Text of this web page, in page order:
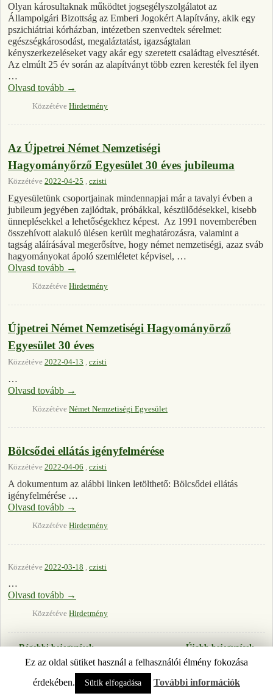
Olyan károsultaknak működtet jogsegélyszolgálatot az
Állampolgári Bizottság az Emberi Jogokért Alapítvány, akik egy
pszichiátriai kórházban, intézetben szenvedtek sérelmet:
egészségkárosodást, megaláztatást, igazságtalan
kényszerkezeléseket vagy akár egy szeretett családtag elvesztését.
Az elmúlt 25 év során az alapítványt több ezren keresték fel ilyen
…
Olvasd tovább →
Közzétéve Hirdetmény
Az Újpetrei Német Nemzetiségi
Hagyományőrző Egyesület 30 éves jubileuma
Közzétéve 2022-04-25 , czisti
Egyesületünk csoportjainak mindennapjai már a tavalyi évben a
jubileum jegyében zajlódtak, próbákkal, készülődésekkel, kisebb
ünneplésekkel a lehetőségekhez képest. Az 1991 novemberében
összehívott alakuló ülésen került meghatározásra, valamint a
tagság aláírásával megerősítve, hogy német nemzetiségi, azaz sváb
hagyományokat ápoló szemléletet képvisel, …
Olvasd tovább →
Közzétéve Hirdetmény
Újpetrei Német Nemzetiségi Hagyományörző
Egyesület 30 éves
Közzétéve 2022-04-13 czisti
…
Olvasd tovább →
Közzétéve Német Nemzetiségi Egyesület
Bölcsődei ellátás igényfelmérése
Közzétéve 2022-04-06 , czisti
A dokumentum az alábbi linken letölthető: Bölcsődei ellátás
igényfelmérése …
Olvasd tovább →
Közzétéve Hirdetmény
Közzétéve 2022-03-18 czisti
…
Olvasd tovább →
Közzétéve Hirdetmény
Bejegyzés navigáció
←Régebbi bejegyzések Újabb bejegyzések→
ÚJPETRE
Ez az oldal sütiket használ a felhasználói élmény fokozása
érdekében.
Sütik elfogadása További információk